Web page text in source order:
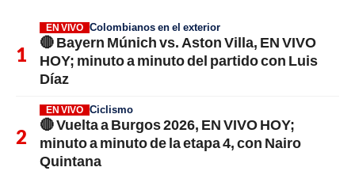
EN VIVO Colombianos en el exterior
🔴 Bayern Múnich vs. Aston Villa, EN VIVO
HOY; minuto a minuto del partido con Luis
Díaz
EN VIVO Ciclismo
🔴 Vuelta a Burgos 2026, EN VIVO HOY;
minuto a minuto de la etapa 4, con Nairo
Quintana